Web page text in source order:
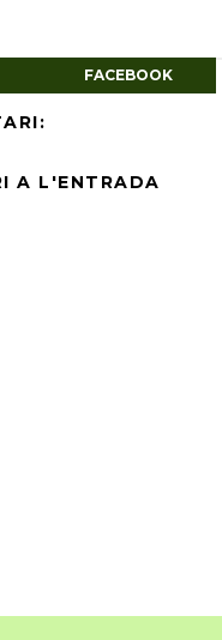
FACEBOOK
A L'ENTRADA